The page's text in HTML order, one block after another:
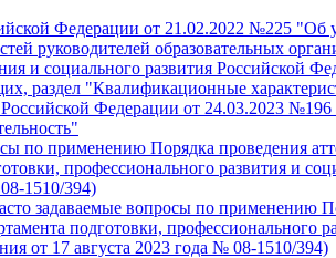
Федерации от 21.02.2022 №225
руководителей образовательных
и социального развития Российской
раздел "Квалификационные
Федерации от 24.03.2023
по применению Порядка проведения
профессионального развития и
1510/394)
вопросы по применению
подготовки, профессионального
от 17 августа 2023 года № 08-1510/394)